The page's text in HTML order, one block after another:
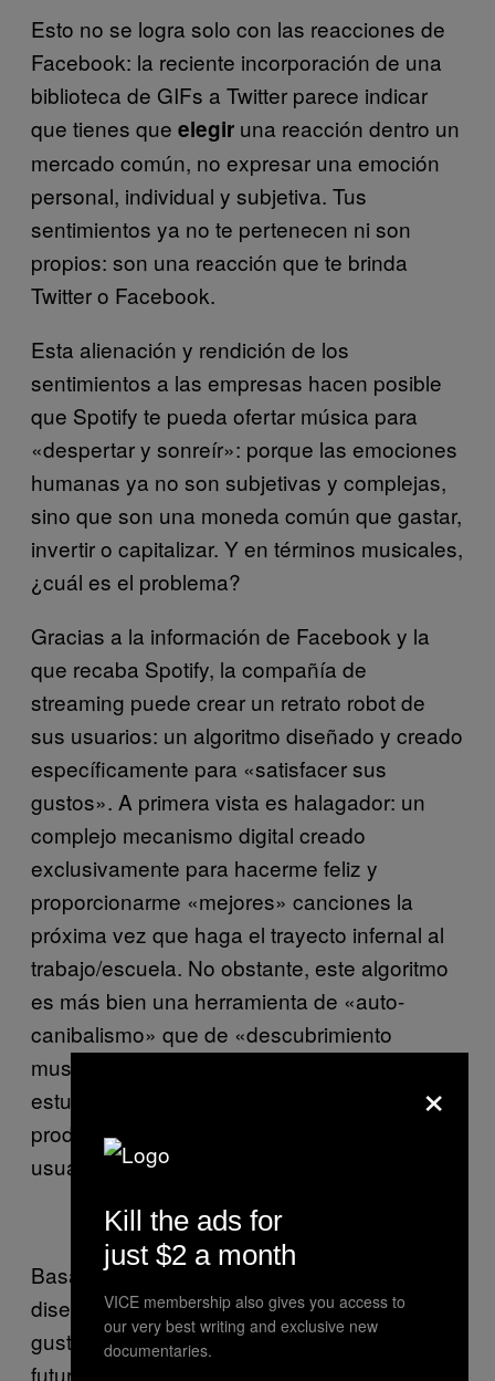
Esto no se logra solo con las reacciones de
Facebook: la reciente incorporación de una
biblioteca de GIFs a Twitter parece indicar
que tienes que elegir una reacción dentro un
mercado común, no expresar una emoción
personal, individual y subjetiva. Tus
sentimientos ya no te pertenecen ni son
propios: son una reacción que te brinda
Twitter o Facebook.
Esta alienación y rendición de los
sentimientos a las empresas hacen posible
que Spotify te pueda ofertar música para
«despertar y sonreír»: porque las emociones
humanas ya no son subjetivas y complejas,
sino que son una moneda común que gastar,
invertir o capitalizar. Y en términos musicales,
¿cuál es el problema?
Gracias a la información de Facebook y la
que recaba Spotify, la compañía de
streaming puede crear un retrato robot de
sus usuarios: un algoritmo diseñado y creado
específicamente para «satisfacer sus
gustos». A primera vista es halagador: un
complejo mecanismo digital creado
exclusivamente para hacerme feliz y
proporcionarme «mejores» canciones la
próxima vez que haga el trayecto infernal al
trabajo/escuela. No obstante, este algoritmo
es más bien una herramienta de «auto-
canibalismo» que de «descubrimiento
musical». Es decir, Spotify y Facebook
estudian al usuario y lo convierten en un
producto, que a su vez le venden al mismo
usuario.
Basado en tus gustos y preferencias,
diseñan un retrato robot de «lo que podría
gustarte»; diseñan un retrato de tu «yo
futuro» que decide tus gustos antes que tú.
×
Kill the ads for
just $2 a month
VICE membership also gives you access to
our very best writing and exclusive new
documentaries.